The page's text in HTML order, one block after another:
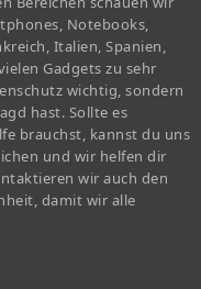
Notebooks,
Italien, Spanien,
Gadgets zu sehr
wichtig, sondern
hast. Sollte es
brauchst, kannst du uns
und wir helfen dir
wir auch den
damit wir alle